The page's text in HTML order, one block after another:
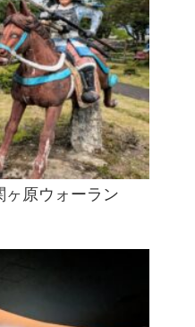
ヶ原ウォーラン